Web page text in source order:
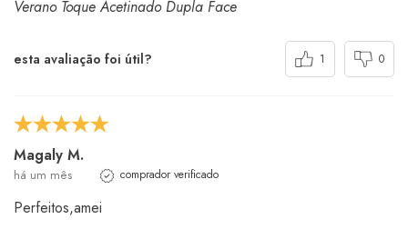
Verano Toque Acetinado Dupla Face
esta avaliação foi útil? 1 0
Magaly M.
há um mês comprador verificado
Perfeitos,amei